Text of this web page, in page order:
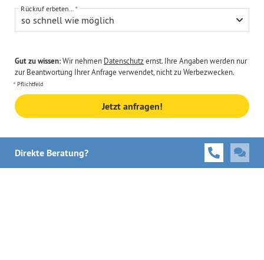
so schnell wie möglich
Rückruf erbeten...
Gut zu wissen:Wir nehmen Datenschutzernst. Ihre Angaben werden nur
zur Beantwortung Ihrer Anfrage verwendet, nicht zu Werbezwecken.
Pflichtfeld
Jetzt anfragen!
Direkte Beratung?